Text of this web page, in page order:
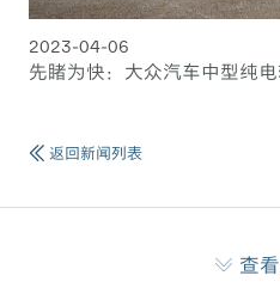
2023-04-06
先睹为快：大众汽车中型纯
返回新闻列表
查